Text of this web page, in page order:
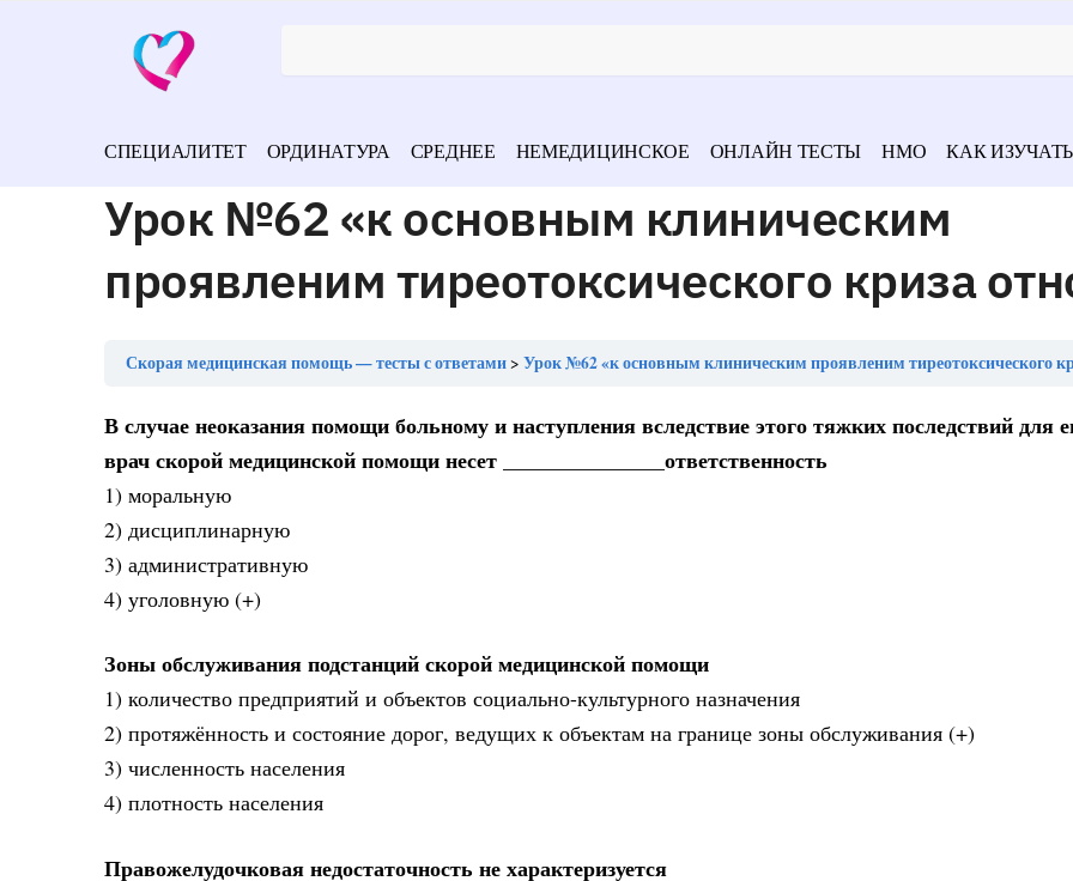
СПЕЦИАЛИТЕТ ОРДИНАТУРА СРЕДНЕЕ НЕМЕДИЦИНСКОЕ ОНЛАЙН ТЕСТЫ НМО КАК ИЗУЧАТЬ
Урок №62 «к основным клиническим
проявленим тиреотоксического криза
Скорая медицинская помощь — тесты с ответами Урок №62 «к основным клиническим проявленим тиреотоксического криза
В случае неоказания помощи больному и наступления вследствие этого тяжких последствий для
врач скорой медицинской помощи несет _______________ответственность
1) моральную
2) дисциплинарную
3) административную
4) уголовную (+)
Зоны обслуживания подстанций скорой медицинской помощи
1) количество предприятий и объектов социально-культурного назначения
2) протяжённость и состояние дорог, ведущих к объектам на границе зоны обслуживания (+)
3) численность населения
4) плотность населения
Правожелудочковая недостаточность не характеризуется